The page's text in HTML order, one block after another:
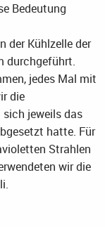
Bedeutung
der Kühlzelle der
durchgeführt.
jedes Mal mit
die
sich jeweils das
hatte. Für
Strahlen
wir die